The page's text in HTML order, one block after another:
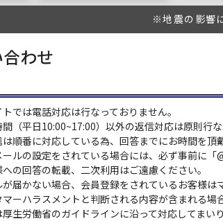
※地震の影響
わせ
では電話対応は行なっておりません。
（平日10:00~17:00）以外の返信対応は原則行な
順番に対応している為、回答までにお時間を頂
ルの設定をされている場合には、必ず事前に「
の回答の転載、二次利用はご遠慮ください。
届かない場合、会員登録をされているお客様は
ーハラスメントと判断される内容が含まれる場
生労働省のガイドラインに沿って対応してまい